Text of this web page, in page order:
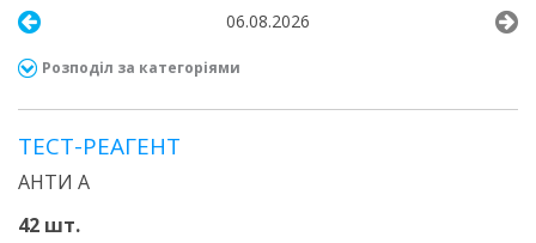
06.08.2026
Розподіл за категоріями
ТЕСТ-РЕАГЕНТ
АНТИ А
42 шт.